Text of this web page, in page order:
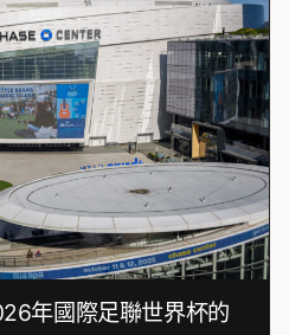
年國際足聯世界杯的